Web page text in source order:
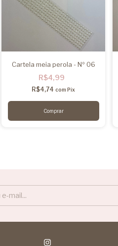
Cartela meia perola - Nº 06
R$4,99
R$4,74 com Pix